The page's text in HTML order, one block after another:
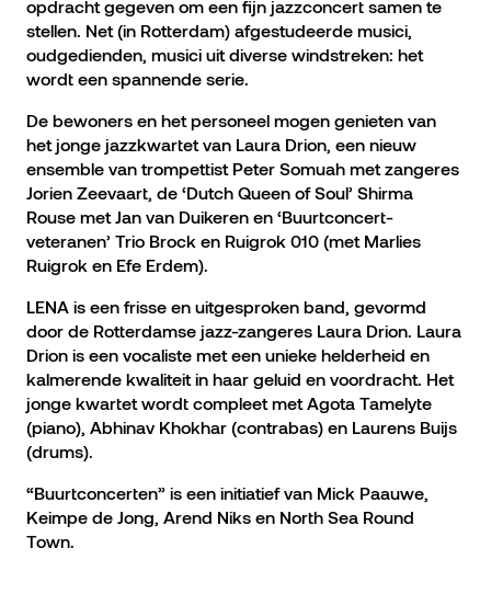
opdracht gegeven om een fijn jazzconcert samen te
stellen. Net (in Rotterdam) afgestudeerde musici,
oudgedienden, musici uit diverse windstreken: het
wordt een spannende serie.
De bewoners en het personeel mogen genieten van
het jonge jazzkwartet van Laura Drion, een nieuw
ensemble van trompettist Peter Somuah met zangeres
Jorien Zeevaart, de ‘Dutch Queen of Soul’ Shirma
Rouse met Jan van Duikeren en ‘Buurtconcert-
veteranen’ Trio Brock en Ruigrok 010 (met Marlies
Ruigrok en Efe Erdem).
LENA is een frisse en uitgesproken band, gevormd
door de Rotterdamse jazz-zangeres Laura Drion. Laura
Drion is een vocaliste met een unieke helderheid en
kalmerende kwaliteit in haar geluid en voordracht. Het
jonge kwartet wordt compleet met Agota Tamelyte
(piano), Abhinav Khokhar (contrabas) en Laurens Buijs
(drums).
“Buurtconcerten” is een initiatief van Mick Paauwe,
Keimpe de Jong, Arend Niks en North Sea Round
Town.